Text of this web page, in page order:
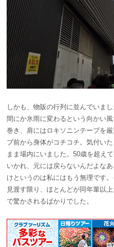
しかも、物販の行列に並んでいま
間にか氷雨に変わるという向かい
巻き、肩にはロキソニンテープを
ブ前から身体がコチコチ。気付い
まま場内にいました。50歳を超え
いかれ、元には戻らないんだよな
けというのは私にはもう無理です
見渡す限り、ほとんどが同年輩以
で驚かされるばかりでした。